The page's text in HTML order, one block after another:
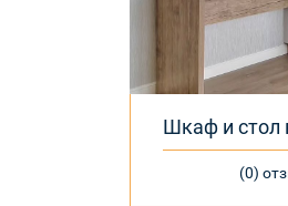
Шкаф и стол
(0)